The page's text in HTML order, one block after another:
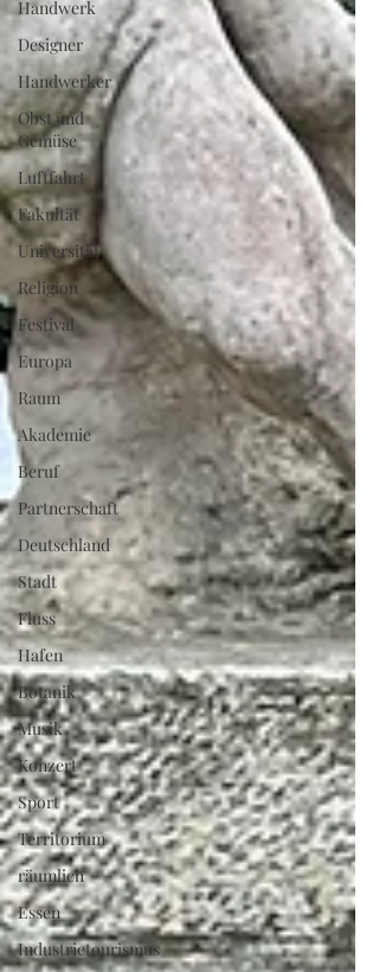
Handwerk
Designer
Handwerker
Obst und
Gemüse
Luftfahrt
Fakultät
Universität
Religion
Festival
Europa
Raum
Akademie
Beruf
Partnerschaft
Deutschland
Stadt
Fluss
Hafen
Botanik
Musik
Konzert
Sport
Territorium
räumlich
Essen
Industrietourismus